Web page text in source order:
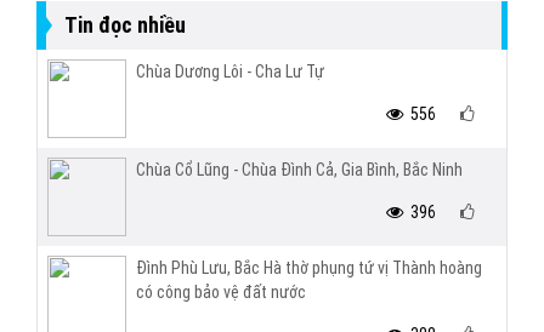
Tin đọc nhiều
Chùa Dương Lôi - Cha Lư Tự
556
Chùa Cổ Lũng - Chùa Đình Cả, Gia Bình, Bắc Ninh
396
Đình Phù Lưu, Bắc Hà thờ phụng tứ vị Thành hoàng
có công bảo vệ đất nước